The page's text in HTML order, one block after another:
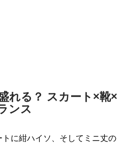
れる？ スカート×靴×
ンス
に紺ハイソ、そしてミニ丈の